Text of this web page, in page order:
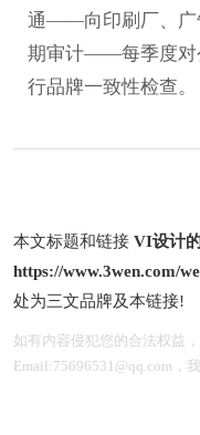
通——向印刷厂、广
期审计——每季度对
行品牌一致性检查。
本文标题和链接 VI设计
https://www.3wen.com/
处为三文品牌及本链接!
如有内容侵犯您的合法权益
Email:75696531@qq.com，